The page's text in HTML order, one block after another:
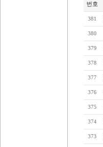
번호
381
380
379
378
377
376
375
374
373